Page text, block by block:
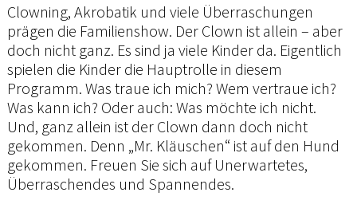
Clowning, Akrobatik und viele Überraschungen
prägen die Familienshow. Der Clown ist allein – aber
doch nicht ganz. Es sind ja viele Kinder da. Eigentlich
spielen die Kinder die Hauptrolle in diesem
Programm. Was traue ich mich? Wem vertraue ich?
Was kann ich? Oder auch: Was möchte ich nicht.
Und, ganz allein ist der Clown dann doch nicht
gekommen. Denn „Mr. Kläuschen“ ist auf den Hund
gekommen. Freuen Sie sich auf Unerwartetes,
Überraschendes und Spannendes.